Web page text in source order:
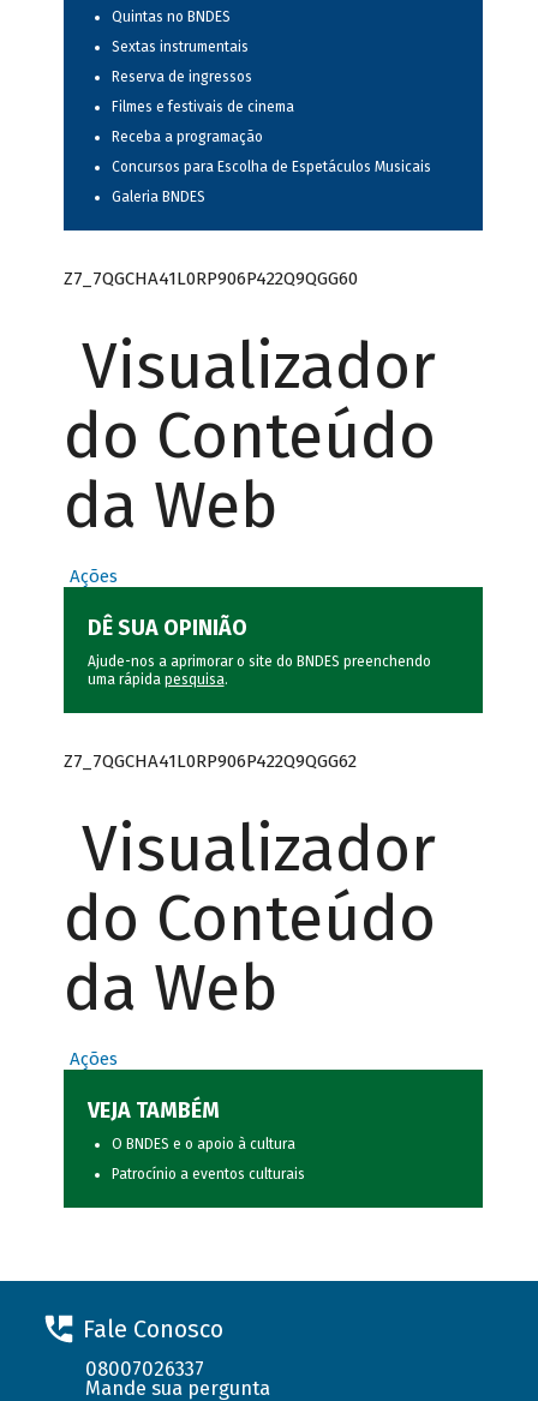
Quintas no BNDES
Sextas instrumentais
Reserva de ingressos
Filmes e festivais de cinema
Receba a programação
Concursos para Escolha de Espetáculos Musicais
Galeria BNDES
Z7_7QGCHA41L0RP906P422Q9QGG60
Visualizador
do Conteúdo
da Web
Ações
DÊ SUA OPINIÃO
Ajude-nos a aprimorar o site do BNDES preenchendo
uma rápida pesquisa.
Z7_7QGCHA41L0RP906P422Q9QGG62
Visualizador
do Conteúdo
da Web
Ações
VEJA TAMBÉM
O BNDES e o apoio à cultura
Patrocínio a eventos culturais
Fale Conosco
08007026337
Mande sua pergunta